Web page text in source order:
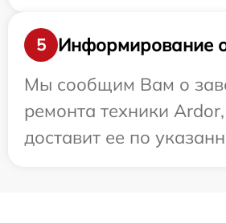
5
Информирование о
Мы сообщим Вам о
ремонта техники
доставит ее по